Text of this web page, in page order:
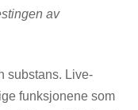
av
substans. Live-
funksjonene som